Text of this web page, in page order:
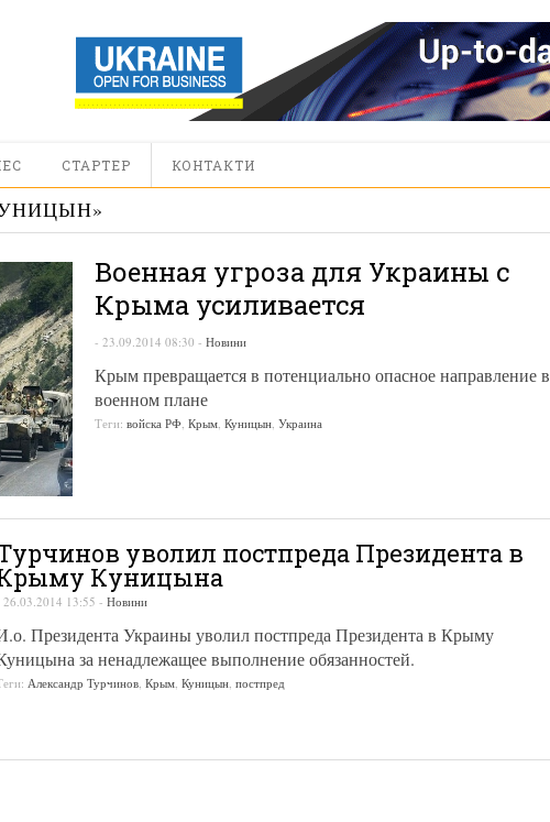
СТАРТЕР КОНТАКТИ
»
Военная угроза для Украины с
Крыма усиливается
- 23.09.2014 08:30 - Новини
Крым превращается в потенциально опасное направление в
военном плане
Теги: войска РФ, Крым, Куницын, Украина
уволил постпреда Президента в
Куницына
26.03.2014 13:55 - Новини
Президента Украины уволил постпреда Президента в Крыму
за ненадлежащее выполнение обязанностей.
Александр Турчинов Крым Куницын постпред